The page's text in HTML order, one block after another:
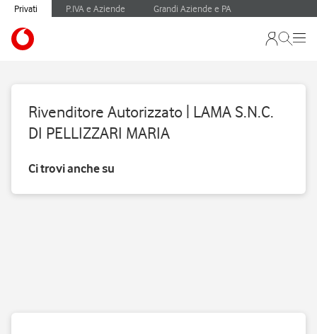
Privati P.IVA e Aziende Grandi Aziende e PA
Rivenditore Autorizzato | LAMA S.N.C.
DI PELLIZZARI MARIA
Ci trovi anche su